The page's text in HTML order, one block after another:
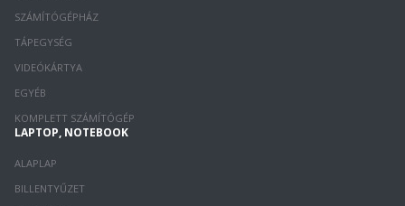
SZÁMÍTÓGÉPHÁZ
TÁPEGYSÉG
VIDEÓKÁRTYA
EGYÉB
KOMPLETT SZÁMÍTÓGÉP
LAPTOP, NOTEBOOK
ALAPLAP
BILLENTYŰZET